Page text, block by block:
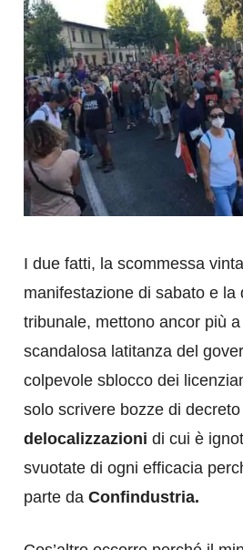
I due fatti, la scommessa
manifestazione di sabato e la
tribunale, mettono ancor più
scandalosa latitanza del
colpevole sblocco dei
solo scrivere bozze di
delocalizzazioni di cui è
svuotate di ogni efficacia
parte da Confindustria.